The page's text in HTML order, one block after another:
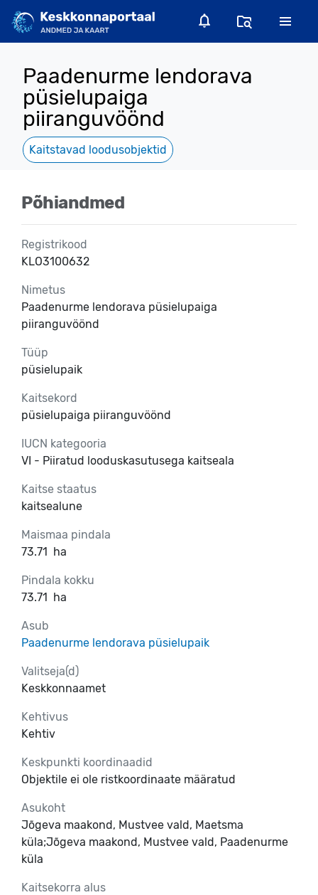
Paadenurme lendorava
püsielupaiga
piiranguvöönd
Kaitstavad loodusobjektid
Põhiandmed
Registrikood
KLO3100632
Nimetus
Paadenurme lendorava püsielupaiga
piiranguvöönd
Tüüp
püsielupaik
Kaitsekord
püsielupaiga piiranguvöönd
IUCN kategooria
VI - Piiratud looduskasutusega kaitseala
Kaitse staatus
kaitsealune
Maismaa pindala
73.71 ha
Pindala kokku
73.71 ha
Asub
Paadenurme lendorava püsielupaik
Valitseja(d)
Keskkonnaamet
Kehtivus
Kehtiv
Keskpunkti koordinaadid
Objektile ei ole ristkoordinaate määratud
Asukoht
Jõgeva maakond, Mustvee vald, Maetsma
küla;Jõgeva maakond, Mustvee vald, Paadenurme
küla
Kaitsekorra alus